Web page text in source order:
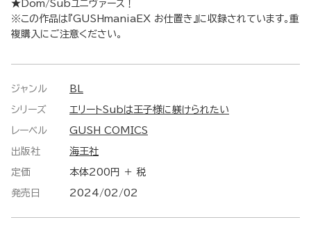
★Dom/Subユニヴァース！
※この作品は『GUSHmaniaEX お仕置き』に収録されています。重
複購入にご注意ください。
ジャンル BL
シリーズ エリートSubは王子様に躾けられたい
レーベル GUSH COMICS
出版社 海王社
定価 本体200円 ＋ 税
発売日 2024/02/02